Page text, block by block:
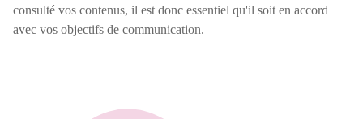
consulté vos contenus, il est donc essentiel qu'il soit en accord
avec vos objectifs de communication.